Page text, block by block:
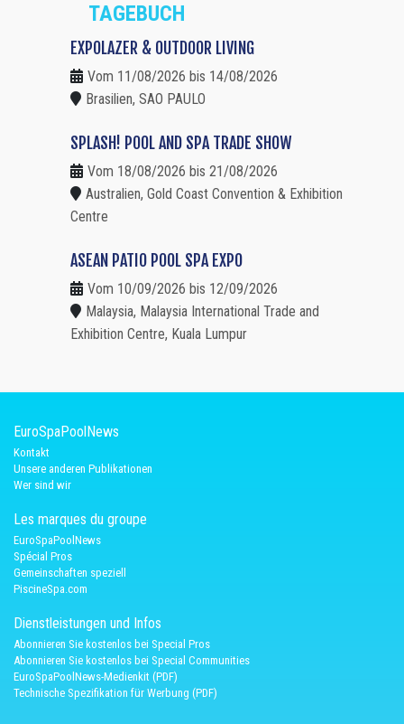
TAGEBUCH
EXPOLAZER & OUTDOOR LIVING
Vom 11/08/2026 bis 14/08/2026
Brasilien, SAO PAULO
SPLASH! POOL AND SPA TRADE SHOW
Vom 18/08/2026 bis 21/08/2026
Australien, Gold Coast Convention & Exhibition
Centre
ASEAN PATIO POOL SPA EXPO
Vom 10/09/2026 bis 12/09/2026
Malaysia, Malaysia International Trade and
Exhibition Centre, Kuala Lumpur
EuroSpaPoolNews
Kontakt
Unsere anderen Publikationen
Wer sind wir
Les marques du groupe
EuroSpaPoolNews
Spécial Pros
Gemeinschaften speziell
PiscineSpa.com
Dienstleistungen und Infos
Abonnieren Sie kostenlos bei Special Pros
Abonnieren Sie kostenlos bei Special Communities
EuroSpaPoolNews-Medienkit (PDF)
Technische Spezifikation für Werbung (PDF)